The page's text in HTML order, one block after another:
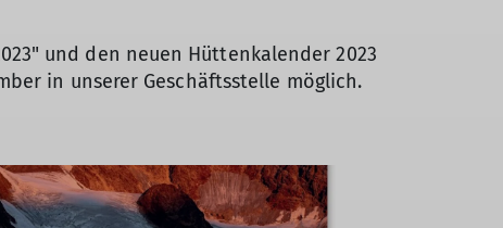
und den neuen Hüttenkalender 2023
in unserer Geschäftsstelle möglich.